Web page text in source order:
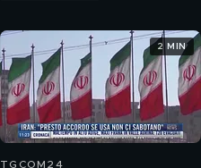
TGCOM24
2 MIN